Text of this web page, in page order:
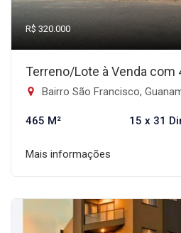
R$ 320.000
Terreno/Lote à Venda com
Bairro São Francisco,
465 M² 15 x 31
Mais informações